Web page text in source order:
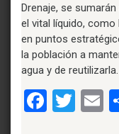
Drenaje, se
el vital líquido,
en puntos
la población a
agua y de reutilizarla.